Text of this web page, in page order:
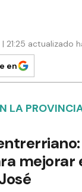
21:25 actualizado
en
LA
mejorar